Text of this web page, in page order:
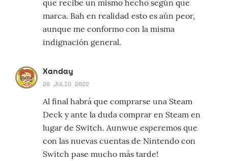
que recibe un mismo hecho según que
marca. Bah en realidad esto es aún peor,
aunque me conformo con la misma
indignación general.
Xanday
20 JULIO 2022
Al final habrá que comprarse una Steam
Deck y ante la duda comprar en Steam en
lugar de Switch. Aunwue esperemos que
con las nuevas cuentas de Nintendo con
Switch pase mucho más tarde!